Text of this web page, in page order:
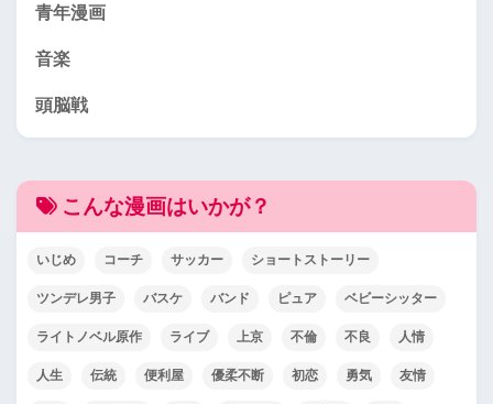
青年漫画
音楽
頭脳戦
こんな漫画はいかが？
いじめ コーチ サッカー ショートストーリー
ツンデレ男子 バスケ バンド ピュア ベビーシッター
ライトノベル原作 ライブ 上京 不倫 不良 人情
人生 伝統 便利屋 優柔不断 初恋 勇気 友情